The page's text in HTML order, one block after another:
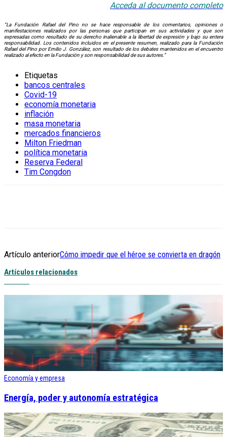
Acceda al documento completo
“La Fundación Rafael del Pino no se hace responsable de los comentarios, opiniones o
manifestaciones realizados por las personas que participan en sus actividades y que son
expresadas como resultado de su derecho inalienable a la libertad de expresión y bajo su entera
responsabilidad. Los contenidos incluidos en el presente resumen, realizado para la Fundación
Rafael del Pino por Emilio J. González, son resultado de los debates mantenidos en el encuentro
realizado al efecto en la Fundación y son responsabilidad de sus autores.”
Etiquetas
bancos centrales
Covid-19
economía monetaria
inflación
masa monetaria
mercados financieros
Milton Friedman
política monetaria
Reserva Federal
Tim Congdon
Artículo anteriorCómo impedir que el héroe se convierta en dragón
Artículos relacionados
Economía y empresa
Energía, poder y autonomía estratégica